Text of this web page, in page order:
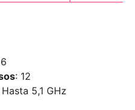
: 12
Hasta 5,1 GHz